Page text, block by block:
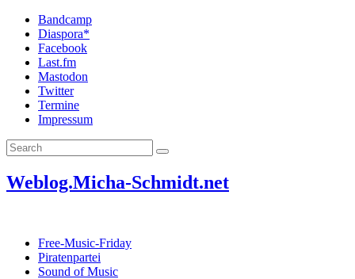
Bandcamp
Diaspora*
Facebook
Last.fm
Mastodon
Twitter
Termine
Impressum
Weblog.Micha-Schmidt.net
Free-Music-Friday
Piratenpartei
Sound of Music